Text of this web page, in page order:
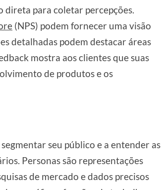
direta para coletar percepções.
(NPS) podem fornecer uma visão
detalhadas podem destacar áreas
mostra aos clientes que suas
de produtos e os
seu público e a entender as
Personas são representações
de mercado e dados precisos